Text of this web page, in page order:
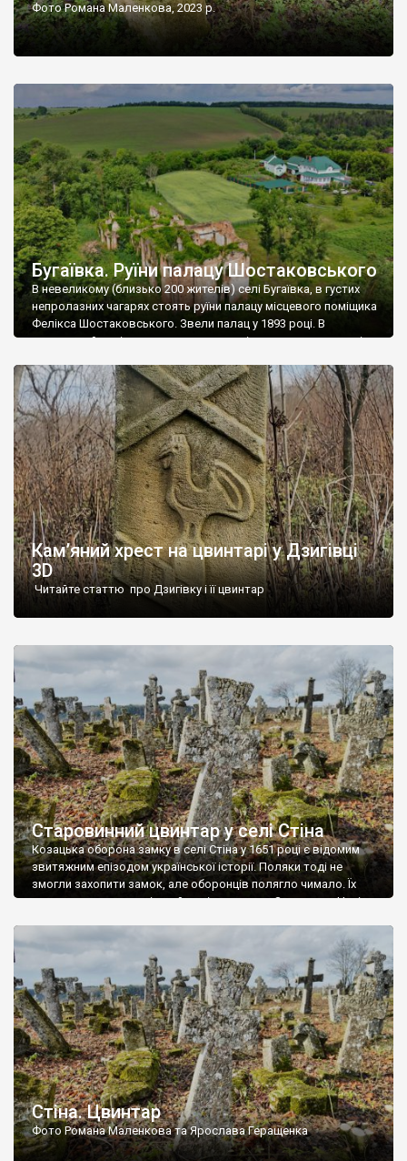
Фото Романа Маленкова, 2023 р.
Бугаївка. Руїни палацу Шостаковського
В невеликому (близько 200 жителів) селі Бугаївка, в густих
непролазних чагарях стоять руїни палацу місцевого поміщика
Фелікса Шостаковського. Звели палац у 1893 році. В
радянський період у ньому спочатку містилася школа, потім
століття тут розмістили туберкульозну лікарню. Коли із
палацу виїхала лікарня – ми точно не […]
Кам’яний хрест на цвинтарі у Дзигівці
3D
Читайте статтю про Дзигівку і її цвинтар
Старовинний цвинтар у селі Стіна
Козацька оборона замку в селі Стіна у 1651 році є відомим
звитяжним епізодом української історії. Поляки тоді не
змогли захопити замок, але оборонців полягло чимало. Їх
поховали на цвинтарі, який тоді називався Замковим. Нині на
ньому чимало хрестів 19 століття, є такі, де епітафії стер […]
Стіна. Цвинтар
Фото Романа Маленкова та Ярослава Геращенка